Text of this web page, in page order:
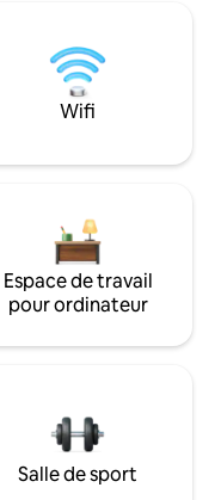
Wifi
Espace de travail
pour ordinateur
Salle de sport